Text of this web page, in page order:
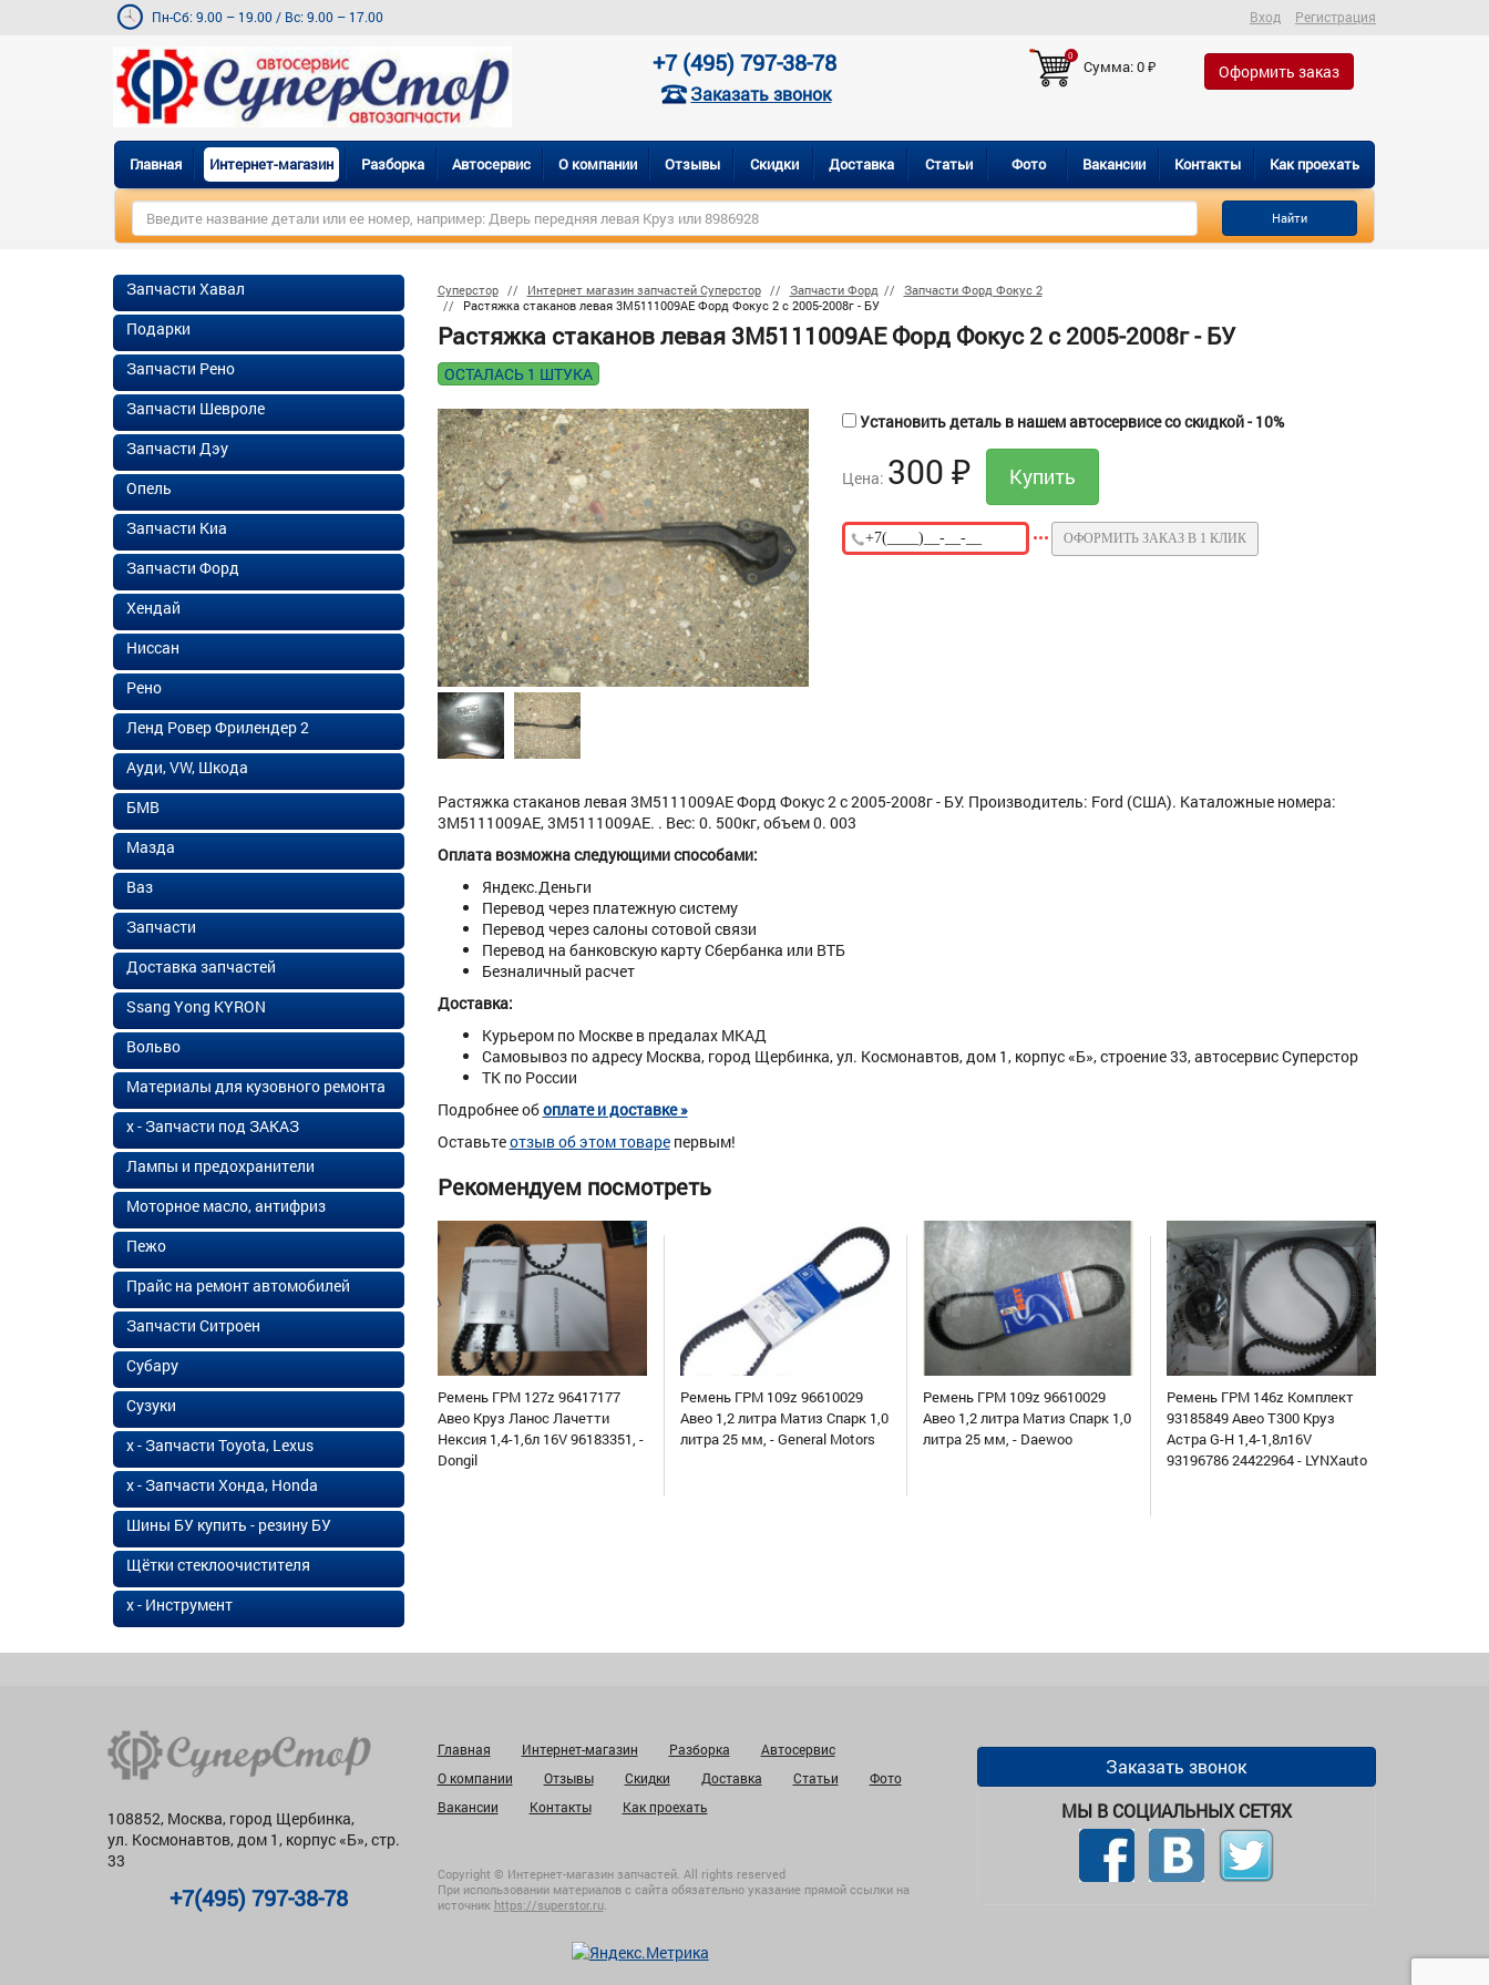
Пн-Сб: 9.00 – 19.00 / Вс: 9.00 – 17.00 Вход Регистрация
+7 (495) 797-38-78
Заказать звонок
0
Сумма:0₽ Оформить заказ
Главная Интернет-магазин Разборка Автосервис О компании Отзывы Скидки Доставка Статьи Фото Вакансии Контакты Как проехать
Найти
Суперстор Интернет магазин запчастей Суперстор Запчасти Форд
Запчасти Форд Фокус 2
Растяжка стаканов левая 3M5111009AE Форд Фокус 2 с 2005-2008г - БУ
Растяжка стаканов левая 3M5111009AE Форд Фокус 2 с 2005-2008г - БУ
ОСТАЛАСЬ 1 ШТУКА
Установить деталь в нашем автосервисе со скидкой - 10%
Цена: 300₽
ОФОРМИТЬ ЗАКАЗ В 1 КЛИК
Растяжка стаканов левая 3M5111009AE Форд Фокус 2 с 2005-2008г - БУ. Производитель: Ford (США). Каталожные номера:
3M5111009AE, 3M5111009AE. . Вес: 0. 500кг, объем 0. 003
Оплата возможна следующими способами:
Яндекс.Деньги
Перевод через платежную систему
Перевод через салоны сотовой связи
Перевод на банковскую карту Сбербанка или ВТБ
Безналичный расчет
Доставка:
Курьером по Москве в предалах МКАД
Самовывоз по адресу Москва, город Щербинка, ул. Космонавтов, дом 1, корпус «Б», строение 33, автосервис Суперстор
ТК по России
Подробнее обоплате и доставке »
Оставьтеотзыв об этом товарепервым!
Рекомендуем посмотреть
Ремень ГРМ 127z 96417177
Авео Круз Ланос Лачетти
Нексия 1,4-1,6л 16V 96183351, -
Dongil
Ремень ГРМ 109z 96610029
Авео 1,2 литра Матиз Спарк 1,0
литра 25 мм, - General Motors
Ремень ГРМ 109z 96610029
Авео 1,2 литра Матиз Спарк 1,0
литра 25 мм, - Daewoo
Ремень ГРМ 146z Комплект
93185849 Авео Т300 Круз
Астра G-H 1,4-1,8л16V
93196786 24422964 - LYNXauto
Запчасти Хавал
Подарки
Запчасти Рено
Запчасти Шевроле
Запчасти Дэу
Опель
Запчасти Киа
Запчасти Форд
Хендай
Ниссан
Рено
Ленд Ровер Фрилендер 2
Ауди, VW, Шкода
БМВ
Мазда
Ваз
Запчасти
Доставка запчастей
Ssang Yong KYRON
Вольво
Материалы для кузовного ремонта
х - Запчасти под ЗАКАЗ
Лампы и предохранители
Моторное масло, антифриз
Пежо
Прайс на ремонт автомобилей
Запчасти Ситроен
Субару
Сузуки
х - Запчасти Toyota, Lexus
х - Запчасти Хонда, Honda
Шины БУ купить - резину БУ
Щётки стеклоочистителя
х - Инструмент
108852, Москва, город Щербинка,
ул. Космонавтов, дом 1, корпус «Б», стр.
33
+7(495) 797-38-78
Главная Интернет-магазин Разборка
Автосервис
О компании
Отзывы Скидки Доставка Статьи
Фото
Вакансии
Контакты Как проехать
Copyright © Интернет-магазин запчастей. All rights reserved
При использовании материалов с сайта обязательно указание прямой ссылки на
источник https://superstor.ru.
Заказать звонок
МЫ В СОЦИАЛЬНЫХ СЕТЯХ